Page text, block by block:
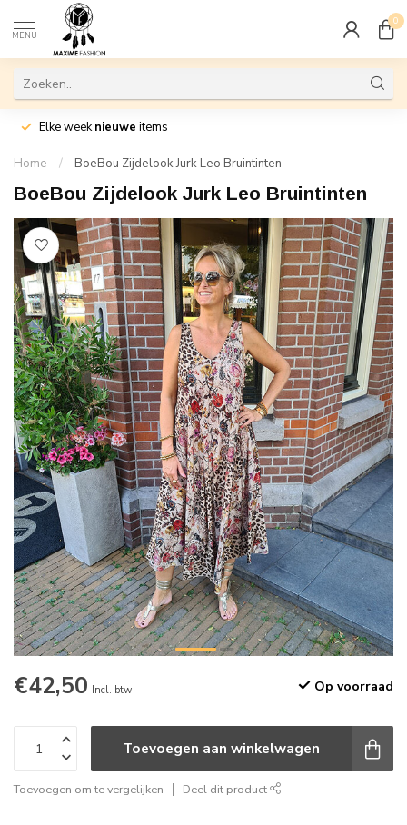
MENU
0
Elke weeknieuwe items
Home / BoeBou Zijdelook Jurk Leo Bruintinten
BoeBou Zijdelook Jurk Leo Bruintinten
€42,50 Incl. btw Op voorraad
Toevoegen aan winkelwagen
Toevoegen om te vergelijken Deel dit product